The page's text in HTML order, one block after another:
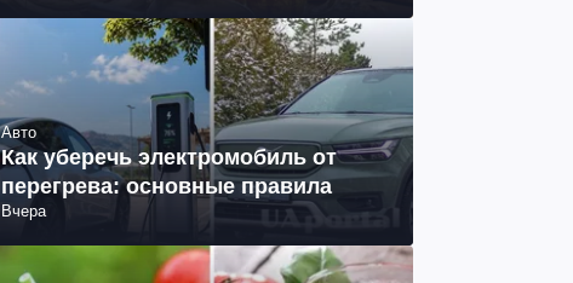
Авто
Как уберечь электромобиль от
перегрева: основные правила
Вчера